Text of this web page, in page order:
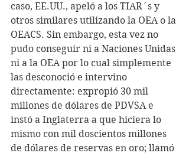
caso, EE.UU., apeló a los TIAR´s y
otros similares utilizando la OEA o la
OEACS. Sin embargo, esta vez no
pudo conseguir ni a Naciones Unidas
ni a la OEA por lo cual simplemente
las desconoció e intervino
directamente: expropió 30 mil
millones de dólares de PDVSA e
instó a Inglaterra a que hiciera lo
mismo con mil doscientos millones
de dólares de reservas en oro; llamó